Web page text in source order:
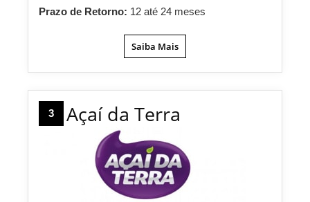
Prazo de Retorno: 12 até 24 meses
Saiba Mais
3 Açaí da Terra